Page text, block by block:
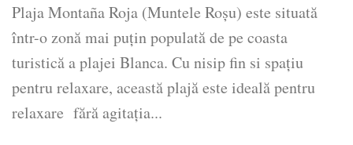
Plaja Montaña Roja (Muntele Roșu) este situată
într-o zonă mai puțin populată de pe coasta
turistică a plajei Blanca. Cu nisip fin si spațiu
pentru relaxare, această plajă este ideală pentru
relaxare fără agitația...